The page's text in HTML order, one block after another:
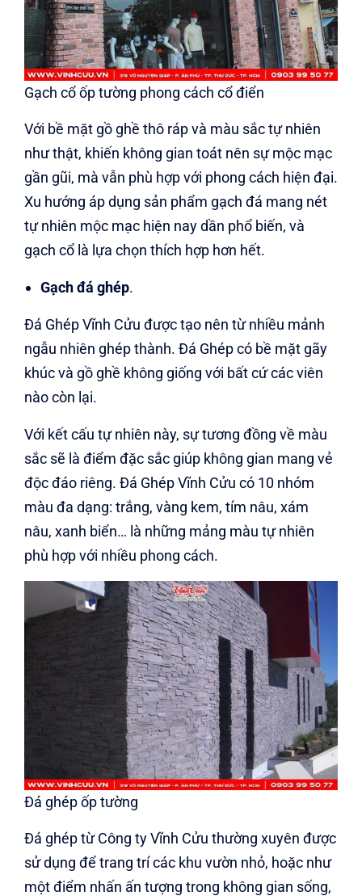
Gạch cổ ốp tường phong cách cổ điển
Với bề mặt gồ ghề thô ráp và màu sắc tự nhiên
như thật, khiến không gian toát nên sự mộc mạc
gần gũi, mà vẫn phù hợp với phong cách hiện đại.
Xu hướng áp dụng sản phẩm gạch đá mang nét
tự nhiên mộc mạc hiện nay dần phổ biến, và
gạch cổ là lựa chọn thích hợp hơn hết.
Gạch đá ghép.
Đá Ghép Vĩnh Cửu được tạo nên từ nhiều mảnh
ngẫu nhiên ghép thành. Đá Ghép có bề mặt gãy
khúc và gồ ghề không giống với bất cứ các viên
nào còn lại.
Với kết cấu tự nhiên này, sự tương đồng về màu
sắc sẽ là điểm đặc sắc giúp không gian mang vẻ
độc đáo riêng. Đá Ghép Vĩnh Cửu có 10 nhóm
màu đa dạng: trắng, vàng kem, tím nâu, xám
nâu, xanh biển… là những mảng màu tự nhiên
phù hợp với nhiều phong cách.
Đá ghép ốp tường
Đá ghép từ Công ty Vĩnh Cửu thường xuyên được
sử dụng để trang trí các khu vườn nhỏ, hoặc như
một điểm nhấn ấn tượng trong không gian sống,